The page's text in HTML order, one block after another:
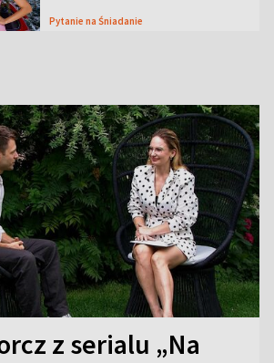
Pytanie na Śniadanie
z serialu „Na